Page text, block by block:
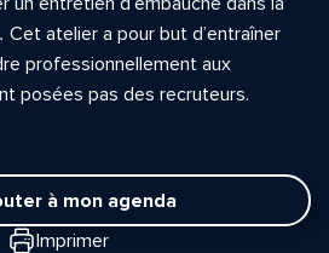
. Cet atelier a pour but d’entraîner
professionnellement aux
posées pas des recruteurs.
à mon agenda
Imprimer